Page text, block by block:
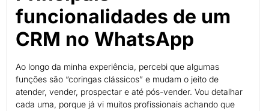
funcionalidades de um
CRM no WhatsApp
Ao longo da minha experiência, percebi que algumas
funções são “coringas clássicos” e mudam o jeito de
atender, vender, prospectar e até pós-vender. Vou detalhar
cada uma, porque já vi muitos profissionais achando que